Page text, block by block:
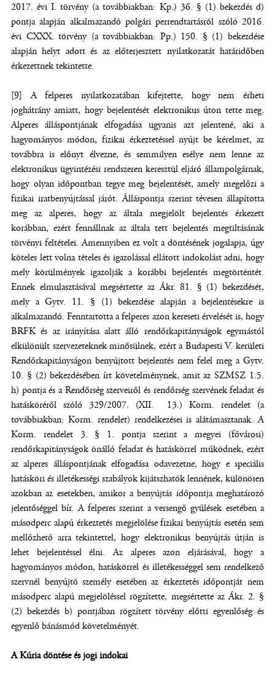
2017. évi I. törvény (a továbbiakban: Kp.) 36. § (1) bekezdés d)
pontja alapján alkalmazandó polgári perrendtartásról szóló 2016.
évi CXXX. törvény (a továbbiakban: Pp.) 150. § (1) bekezdése
alapján helyt adott és az előterjesztett nyilatkozatát határidőben
érkezettnek tekintette.
[9] A felperes nyilatkozatában kifejtette, hogy nem érheti
joghátrány amiatt, hogy bejelentését elektronikus úton tette meg.
Alperes álláspontjának elfogadása ugyanis azt jelentené, aki a
hagyományos módon, fizikai érkeztetéssel nyújt be kérelmet, az
továbbra is előnyt élvezne, és semmilyen esélye nem lenne az
elektronikus ügyintézési rendszeren keresztül eljáró állampolgárnak,
hogy olyan időpontban tegye meg bejelentését, amely megelőzi a
fizikai iratbenyújtással járót. Álláspontja szerint tévesen állapította
meg az alperes, hogy az általa megjelölt bejelentés érkezett
korábban, ezért fennállnak az általa tett bejelentés megtiltásának
törvényi feltételei. Amennyiben ez volt a döntésének jogalapja, úgy
köteles lett volna tételes és igazolással ellátott indokolást adni, hogy
mely körülmények igazolják a korábbi bejelentés megtörténtét.
Ennek elmulasztásával megsértette az Ákr. 81. § (1) bekezdését,
mely a Gytv. 11. § (1) bekezdése alapján a bejelentésekre is
alkalmazandó. Fenntartotta a felperes azon kereseti érvelését is, hogy
BRFK és az irányítása alatt álló rendőrkapitányságok egymástól
elkülönült szervezeteknek minősülnek, ezért a Budapesti V. kerületi
Rendőrkapitányságon benyújtott bejelentés nem felel meg a Gytv.
10. § (2) bekezdésében írt követelménynek, amit az SZMSZ 1.5.
h) pontja és a Rendőrség szerveiről és rendőrség szervének feladat és
hatásköréről szóló 329/2007. (XII. 13.) Korm. rendelet (a
továbbiakban: Korm. rendelet) rendelkezései is alátámasztanak. A
Korm. rendelet 3. § 1. pontja szerint a megyei (fővárosi)
rendőrkapitányságok önálló feladat és hatáskörrel működnek, ezért
az alperes álláspontjának elfogadása odavezetne, hogy e speciális
hatásköri és illetékességi szabályok kijátszhatók lennének, különösen
azokban az esetekben, amikor a benyújtás időpontja meghatározó
jelentőséggel bír. A felperes szerint a versengő gyűlések esetében a
másodperc alapú érkeztetés megjelölése fizikai benyújtás esetén sem
mellőzhető arra tekintettel, hogy elektronikus benyújtás útján is
lehet bejelentéssel élni. Az alperes azon eljárásával, hogy a
hagyományos módon, hatáskörrel és illetékességgel sem rendelkező
szervnél benyújtó személy esetében az érkeztetés időpontját nem
másodperc alapú megjelöléssel rögzítette, megsértette az Ákr. 2. §
(2) bekezdés b) pontjában rögzített törvény előtti egyenlőség és
egyenlő bánásmód követelményét.
A Kúria döntése és jogi indokai